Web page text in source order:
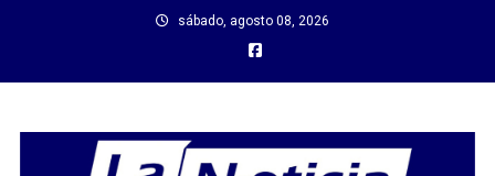
sábado, agosto 08, 2026